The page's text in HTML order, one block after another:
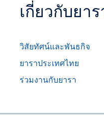
เกี่ยวกับยาร
วิสัยทัศน์และพันธกิจ
ยาราประเทศไทย
ร่วมงานกับยารา